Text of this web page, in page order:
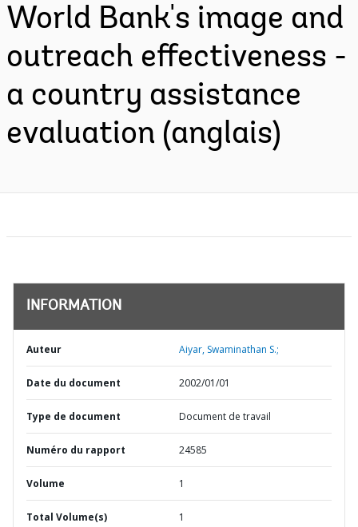
World Bank's image and
outreach effectiveness -
a country assistance
evaluation (anglais)
INFORMATION
Auteur Aiyar, Swaminathan S.;
Date du document 2002/01/01
Type de document Document de travail
Numéro du rapport 24585
Volume 1
Total Volume(s) 1